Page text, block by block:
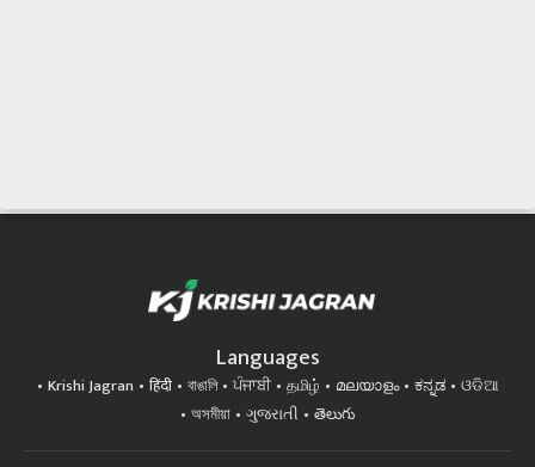
বাঙালি ਪੰਜਾਬੀ தமிழ்
অসমীয়া
ગુજરાતી తెలుగు